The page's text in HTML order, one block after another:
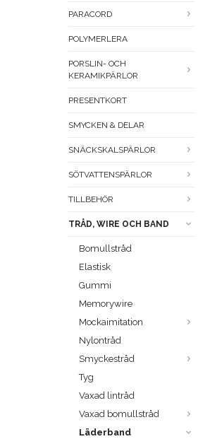
PARACORD
POLYMERLERA
PORSLIN- OCH
KERAMIKPÄRLOR
PRESENTKORT
SMYCKEN & DELAR
SNÄCKSKALSPÄRLOR
SÖTVATTENSPÄRLOR
TILLBEHÖR
TRÅD, WIRE OCH BAND
Bomullstråd
Elastisk
Gummi
Memorywire
Mockaimitation
Nylontråd
Smyckestråd
Tyg
Vaxad lintråd
Vaxad bomullstråd
Läderband